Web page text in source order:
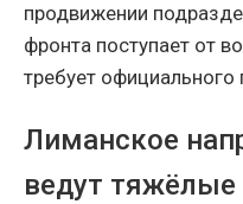
продвижении
фронта поступает от
требует
Лиманское
ведут